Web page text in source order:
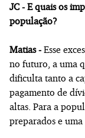
JC - E quais os
população?
Matias - Esse
no futuro, a uma
dificulta tanto a
pagamento de
altas. Para a
preparados e